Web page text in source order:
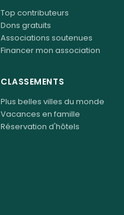
Top contributeurs
Dons gratuits
Associations soutenues
Financer mon association
CLASSEMENTS
Plus belles villes du monde
Vacances en famille
Réservation d'hôtels